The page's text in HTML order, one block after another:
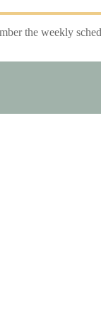
the weekly